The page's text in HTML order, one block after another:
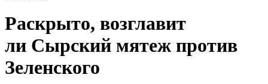
Раскрыто, возглавит
ли Сырский мятеж против
Зеленского